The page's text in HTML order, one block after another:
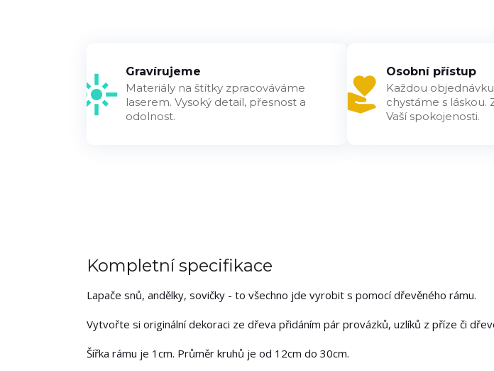
Gravírujeme
Materiály na štítky zpracováváme
laserem. Vysoký detail, přesnost a
odolnost.
Osobní přístup
Každou
chystáme s láskou.
Vaší spokojenosti.
Kompletní specifikace
Lapače snů, andělky, sovičky - to všechno jde vyrobit s pomocí dřevěného rámu.
Vytvořte si originální dekoraci ze dřeva přidáním pár provázků, uzlíků z příze či
Šířka rámu je 1cm. Průměr kruhů je od 12cm do 30cm.